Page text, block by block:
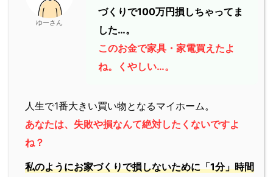
ゆーさん
づくりで100万円損しちゃってま
した…。
このお金で家具・家電買えたよ
ね。くやしい…。
人生で1番大きい買い物となるマイホーム。
あなたは、失敗や損なんて絶対したくないですよ
ね？
私のようにお家づくりで損しないために「1分」時間